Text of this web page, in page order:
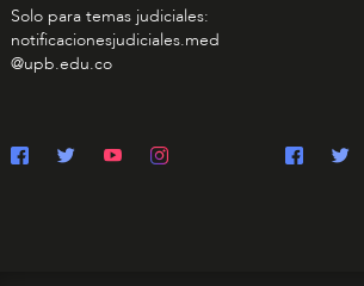
Solo para temas judiciales:
notificacionesjudiciales.med
@upb.edu.co